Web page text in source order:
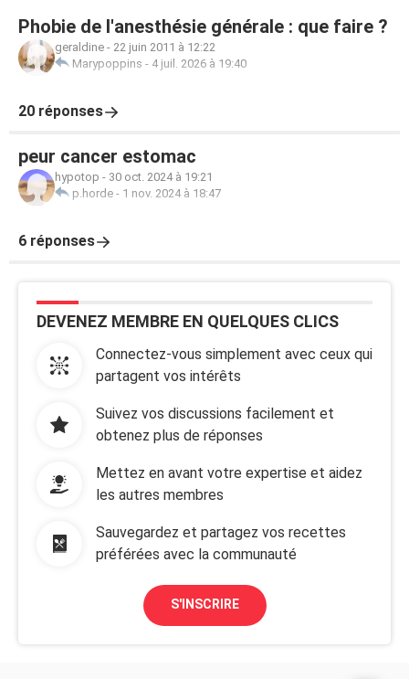
Phobie de l'anesthésie générale : que faire ?
geraldine - 22 juin 2011 à 12:22
Marypoppins - 4 juil. 2026 à 19:40
20 réponses
peur cancer estomac
hypotop - 30 oct. 2024 à 19:21
p.horde - 1 nov. 2024 à 18:47
6 réponses
DEVENEZ MEMBRE EN QUELQUES CLICS
Connectez-vous simplement avec ceux qui
partagent vos intérêts
Suivez vos discussions facilement et
obtenez plus de réponses
Mettez en avant votre expertise et aidez
les autres membres
Sauvegardez et partagez vos recettes
préférées avec la communauté
S'INSCRIRE